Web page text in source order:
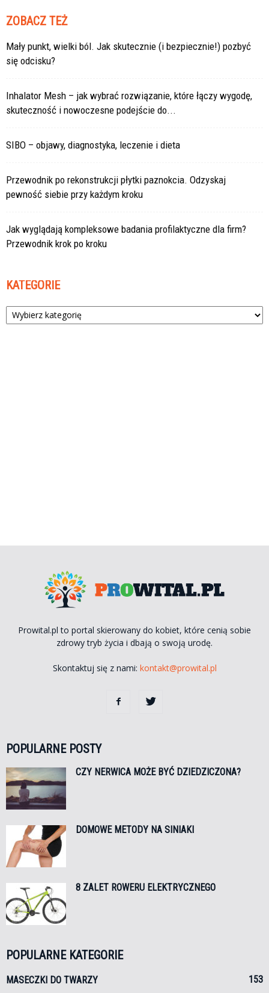
ZOBACZ TEŻ
Mały punkt, wielki ból. Jak skutecznie (i bezpiecznie!) pozbyć
się odcisku?
Inhalator Mesh – jak wybrać rozwiązanie, które łączy wygodę,
skuteczność i nowoczesne podejście do...
SIBO – objawy, diagnostyka, leczenie i dieta
Przewodnik po rekonstrukcji płytki paznokcia. Odzyskaj
pewność siebie przy każdym kroku
Jak wyglądają kompleksowe badania profilaktyczne dla firm?
Przewodnik krok po kroku
KATEGORIE
Kategorie
Prowital.pl to portal skierowany do kobiet, które cenią sobie
zdrowy tryb życia i dbają o swoją urodę.
Skontaktuj się z nami: kontakt@prowital.pl
POPULARNE POSTY
CZY NERWICA MOŻE BYĆ DZIEDZICZONA?
DOMOWE METODY NA SINIAKI
8 ZALET ROWERU ELEKTRYCZNEGO
POPULARNE KATEGORIE
MASECZKI DO TWARZY
153